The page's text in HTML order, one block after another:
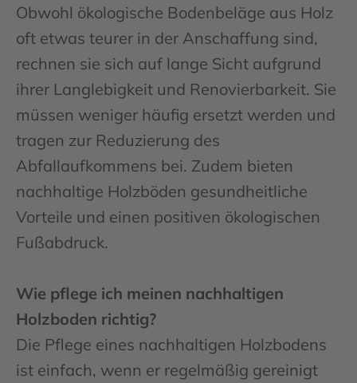
Obwohl ökologische Bodenbeläge aus Holz
oft etwas teurer in der Anschaffung sind,
rechnen sie sich auf lange Sicht aufgrund
ihrer Langlebigkeit und Renovierbarkeit. Sie
müssen weniger häufig ersetzt werden und
tragen zur Reduzierung des
Abfallaufkommens bei. Zudem bieten
nachhaltige Holzböden gesundheitliche
Vorteile und einen positiven ökologischen
Fußabdruck.
Wie pflege ich meinen nachhaltigen
Holzboden richtig?
Die Pflege eines nachhaltigen Holzbodens
ist einfach, wenn er regelmäßig gereinigt